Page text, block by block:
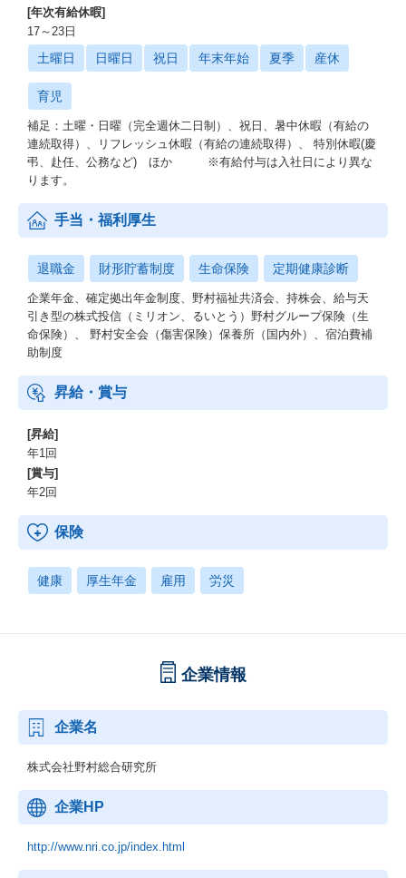
[年次有給休暇]
17～23日
土曜日 日曜日 祝日 年末年始 夏季 産休
育児
補足：土曜・日曜（完全週休二日制）、祝日、暑中休暇（有給の
連続取得）、リフレッシュ休暇（有給の連続取得）、 特別休暇(慶
弔、赴任、公務など) ほか ※有給付与は入社日により異な
ります。
手当・福利厚生
退職金 財形貯蓄制度 生命保険 定期健康診断
企業年金、確定拠出年金制度、野村福祉共済会、持株会、給与天
引き型の株式投信（ミリオン、るいとう）野村グループ保険（生
命保険）、 野村安全会（傷害保険）保養所（国内外）、宿泊費補
助制度
昇給・賞与
[昇給]
年1回
[賞与]
年2回
保険
健康 厚生年金 雇用 労災
企業情報
企業名
株式会社野村総合研究所
企業HP
http://www.nri.co.jp/index.html